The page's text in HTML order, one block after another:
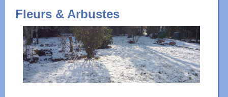
Fleurs & Arbustes